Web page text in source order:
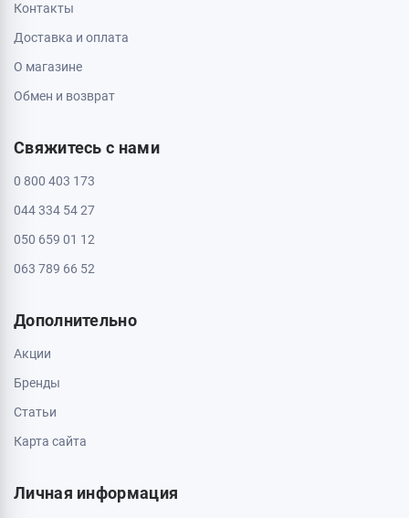
Контакты
Доставка и оплата
О магазине
Обмен и возврат
Свяжитесь с нами
0 800 403 173
044 334 54 27
050 659 01 12
063 789 66 52
Дополнительно
Акции
Бренды
Статьи
Карта сайта
Личная информация